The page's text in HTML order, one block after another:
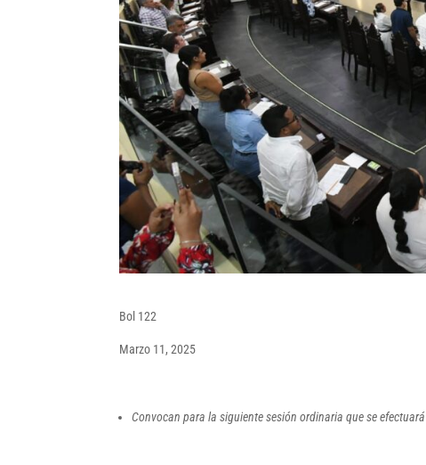
Bol 122
Marzo 11, 2025
Convocan para la siguiente sesión ordinaria que se